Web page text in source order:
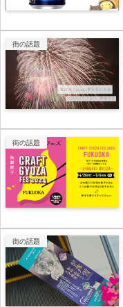
街の話題
街の話題
街の話題